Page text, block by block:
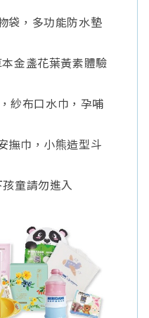
袋，多功能防水墊
金盞花葉黃素體驗
紗布口水巾，孕哺
撫巾，小熊造型斗
童請勿進入